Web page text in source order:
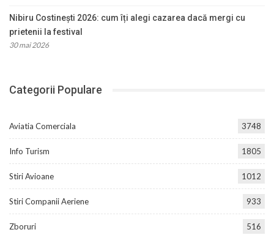
Nibiru Costinești 2026: cum îți alegi cazarea dacă mergi cu
prietenii la festival
30 mai 2026
Categorii Populare
Aviatia Comerciala 3748
Info Turism 1805
Stiri Avioane 1012
Stiri Companii Aeriene 933
Zboruri 516